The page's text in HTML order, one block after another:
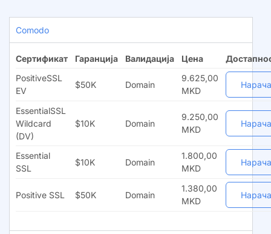
Comodo
Сертификат Гаранција Валидација Цена
PositiveSSL
EV
$50K Domain
9.625,00
MKD
EssentialSSL
Wildcard
(DV)
$10K Domain
9.250,00
MKD
Essential
SSL
$10K Domain
1.800,00
MKD
Positive SSL $50K Domain
1.380,00
MKD